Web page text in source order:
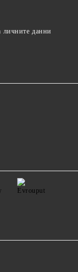
личните данни